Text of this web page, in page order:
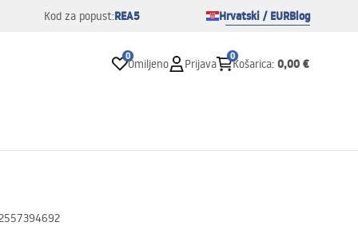
Kod za popust:REA5 Hrvatski / EURBlog
0
Omiljeno Prijava
0
Košarica: 0,00 €